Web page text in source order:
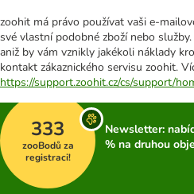
zoohit má právo používat vaši e-
své vlastní podobné zboží nebo
aniž by vám vznikly jakékoli náklady
kontakt zákaznického servisu zoohit.
https://support.zoohit.cz/cs/support/
333
zooBodů za
registraci!
Newsletter:
% na druhou